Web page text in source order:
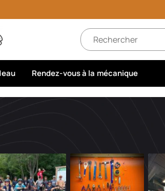
Rendez-vous à la mécanique